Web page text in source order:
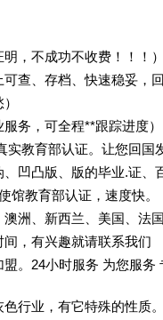
，不成功不收费！！！
查、存档、快速稳妥，
）
服务，可全程**跟踪进度
教育部认证。让您回国
凹凸版、版的毕业.证、
馆教育部认证，速度快。
洲、新西兰、美国、法
，有兴趣就请联系我们
。24小时服务 为您服务
行业，有它特殊的性质